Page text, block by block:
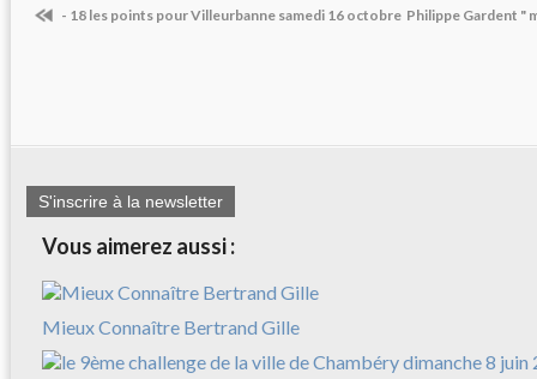
- 18 les points pour Villeurbanne samedi 16 octobre Philippe Gardent "
S'inscrire à la newsletter
Vous aimerez aussi :
Mieux Connaître Bertrand Gille